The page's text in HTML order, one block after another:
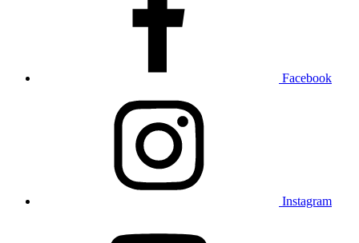
Facebook
Instagram